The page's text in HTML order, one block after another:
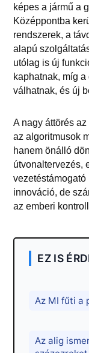
képes a jármű a
Középpontba
rendszerek, a
alapú
utólag is új
kaphatnak, míg
válhatnak, és új
A nagy áttörés
az algoritmusok
hanem önálló
útvonaltervezés,
innováció, de
az emberi
EZ IS
Az MI fűti a
Az alig